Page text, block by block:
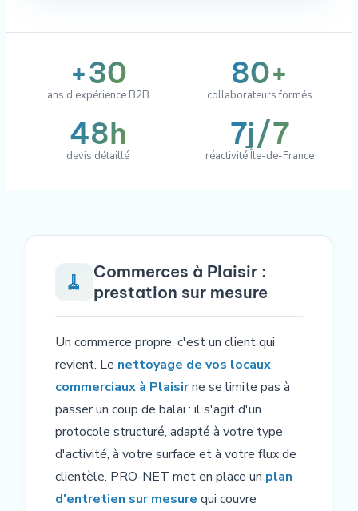
+30
ans d'expérience B2B
80+
collaborateurs formés
48h
devis détaillé
7j/7
réactivité Île-de-France
🧹
Commerces à Plaisir :
prestation sur mesure
Un commerce propre, c'est un client qui
revient. Le nettoyage de vos locaux
commerciaux à Plaisirne se limite pas à
passer un coup de balai : il s'agit d'un
protocole structuré, adapté à votre type
d'activité, à votre surface et à votre flux de
clientèle. PRO-NET met en place un plan
d'entretien sur mesure qui couvre